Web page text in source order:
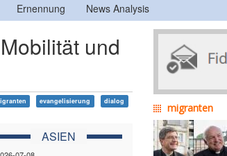
Ernennung News Analysis
und
evangelisierung dialog
ASIEN
migranten